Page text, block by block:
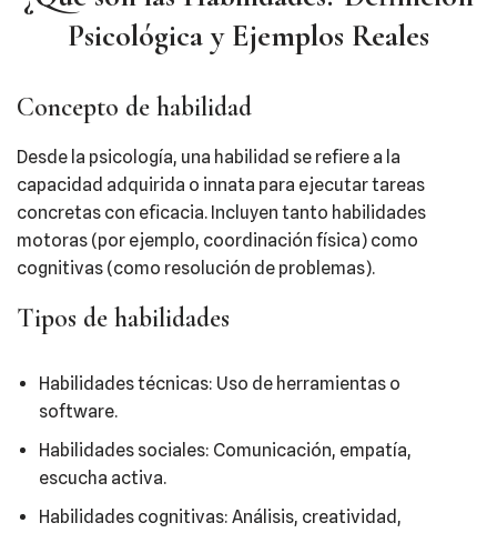
Psicológica y Ejemplos Reales
Concepto de habilidad
Desde la psicología, una habilidad se refiere a la
capacidad adquirida o innata para ejecutar tareas
concretas con eficacia. Incluyen tanto habilidades
motoras (por ejemplo, coordinación física) como
cognitivas (como resolución de problemas).
Tipos de habilidades
Habilidades técnicas: Uso de herramientas o
software.
Habilidades sociales: Comunicación, empatía,
escucha activa.
Habilidades cognitivas: Análisis, creatividad,